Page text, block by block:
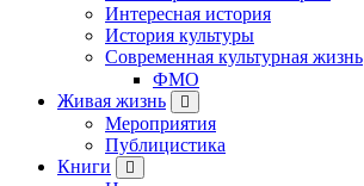
Интересная история
История культуры
Современная культурная жизнь
ФМО
Живая жизнь
Мероприятия
Публицистика
Книги